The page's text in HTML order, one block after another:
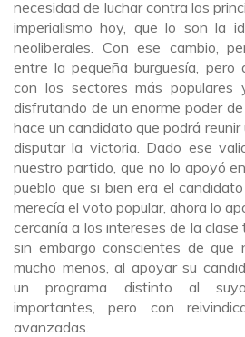
necesidad de luchar contra los
imperialismo hoy, que lo son la
neoliberales. Con ese cambio,
entre la pequeña burguesía, pero
con los sectores más populares
disfrutando de un enorme poder
hace un candidato que podrá
disputar la victoria. Dado ese
nuestro partido, que no lo apoyó
pueblo que si bien era el
merecía el voto popular, ahora lo
cercanía a los intereses de la clase
sin embargo conscientes de que
mucho menos, al apoyar su
un programa distinto al
importantes, pero con
avanzadas.